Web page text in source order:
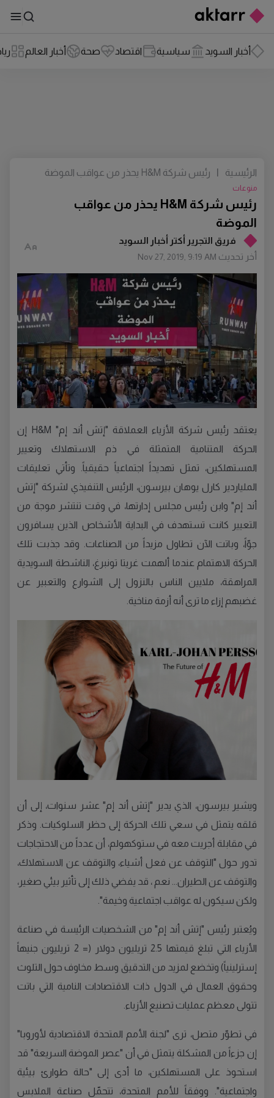
أخبار السويد سياسية اقتصاد صحة أخبار العالم
فريق التجرير أكتر أخبار السويد
أخر تحديث Nov 27, 2019, 9:19 AM
رئيس شركة H&M يحذر من عواقب
الموضة
منوعات
الرئيسية رئيس شركة H&M يحذر من عواقب الموضة
يعتقد رئيس شركة الأزياء العملاقة "إتش أند إم" H&M إن
الحركة المتنامية المتمثلة في ذم الاستهلاك وتعيير
المستهلكين، تمثل تهديداً اجتماعياً حقيقياً. وتأتي تعليقات
الملياردير كارل يوهان بيرسون، الرئيس التنفيذي لشركة "إتش
أند إم" وابن رئيس مجلس إدارتها، في وقت تنتشر موجة من
التعيير كانت تستهدف في البداية الأشخاص الذين يسافرون
جوّاً، وباتت الآن تطاول مزيداً من الصناعات. وقد جذبت تلك
الحركة الاهتمام عندما ألهمت غريتا تونبرغ، الناشطة السويدية
المراهقة، ملايين الناس بالنزول إلى الشوارع والتعبير عن
غضبهم إزاء ما ترى أنه أزمة مناخية.
ويشير بيرسون، الذي يدير "إتش أند إم" عشر سنوات، إلى أن
قلقه يتمثل في سعي تلك الحركة إلى حظر السلوكيات. وذكر
في مقابلة أجريت معه في ستوكهولم، أن عدداً من الاحتجاجات
تدور حول "التوقف عن فعل أشياء، والتوقف عن الاستهلاك،
والتوقف عن الطيران... نعم ، قد يفضي ذلك إلى تأثير بيئي صغير،
ولكن سيكون له عواقب اجتماعية وخيمة".
ويُعتبر رئيس "إتش أند إم" من الشخصيات الرئيسة في صناعة
الأزياء التي تبلغ قيمتها 2.5 تريليون دولار (= 2 تريليون جنيهاً
إسترلينياً) وتخضع لمزيد من التدقيق وسط مخاوف حول التلوث
وحقوق العمال في الدول ذات الاقتصادات النامية التي باتت
تتولى معظم عمليات تصنيع الأزياء.
في تطوّر متصل، ترى "لجنة الأمم المتحدة الاقتصادية لأوروبا"
إن جزءاً من المشكلة يتمثل في أن "عصر الموضة السريعة" قد
استحوذ على المستهلكين، ما أدى إلى "حالة طوارئ بيئية
واجتماعية". ووفقاً للأمم المتحدة، تتحمّل صناعة الملابس